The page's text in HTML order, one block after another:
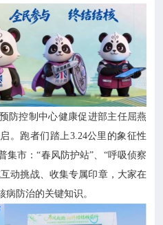
防控制中心健康促进部主任屈燕
。跑者们踏上3.24公里的象征性
集市：“春风防护站”、“呼吸侦察
动挑战、收集专属印章，大家在
防治的关键知识。